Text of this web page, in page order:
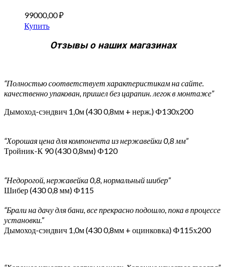
99000,00₽
Купить
Отзывы о наших магазинах
“Полностью соответствует характеристикам на сайте.
качественно упакован, пришел без царапин. легок в монтаже”
Дымоход-сэндвич 1,0м (430 0,8мм + нерж.) Ф130х200
“Хорошая цена для компонента из нержавейки 0,8 мм”
Тройник-К 90 (430 0,8мм) Ф120
“Недорогой, нержавейка 0,8, нормальный шибер”
Шибер (430 0,8 мм) Ф115
“Брали на дачу для бани, все прекрасно подошло, пока в процессе
установки.”
Дымоход-сэндвич 1,0м (430 0,8мм + оцинковка) Ф115х200